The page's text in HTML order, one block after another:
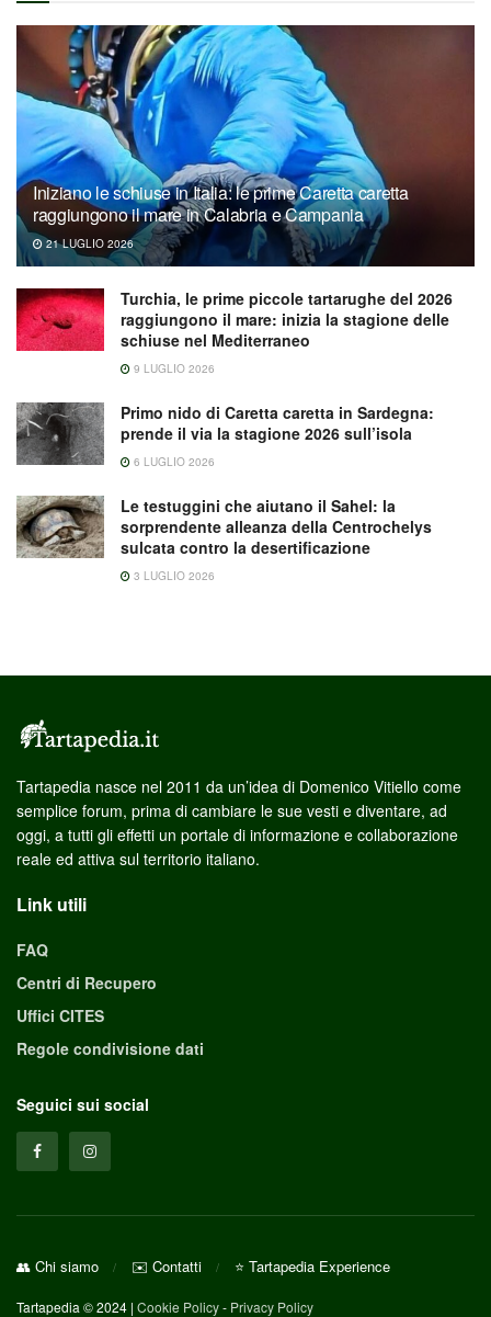
Iniziano le schiuse in Italia: le prime Caretta caretta
raggiungono il mare in Calabria e Campania
21 LUGLIO 2026
Turchia, le prime piccole tartarughe del 2026
raggiungono il mare: inizia la stagione delle
schiuse nel Mediterraneo
9 LUGLIO 2026
Primo nido di Caretta caretta in Sardegna:
prende il via la stagione 2026 sull’isola
6 LUGLIO 2026
Le testuggini che aiutano il Sahel: la
sorprendente alleanza della Centrochelys
sulcata contro la desertificazione
3 LUGLIO 2026
Tartapedia nasce nel 2011 da un’idea di Domenico Vitiello come
semplice forum, prima di cambiare le sue vesti e diventare, ad
oggi, a tutti gli effetti un portale di informazione e collaborazione
reale ed attiva sul territorio italiano.
Link utili
FAQ
Centri di Recupero
Uffici CITES
Regole condivisione dati
Seguici sui social
👥 Chi siamo ✉️ Contatti ⭐ Tartapedia Experience
Tartapedia © 2024 | Cookie Policy- Privacy Policy